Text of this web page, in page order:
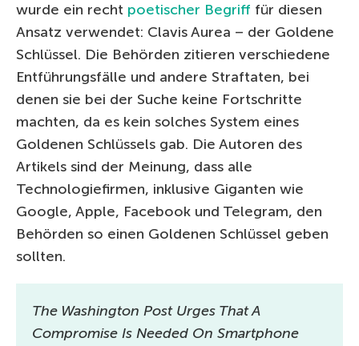
wurde ein recht poetischer Begriff für diesen
Ansatz verwendet: Clavis Aurea – der Goldene
Schlüssel. Die Behörden zitieren verschiedene
Entführungsfälle und andere Straftaten, bei
denen sie bei der Suche keine Fortschritte
machten, da es kein solches System eines
Goldenen Schlüssels gab. Die Autoren des
Artikels sind der Meinung, dass alle
Technologiefirmen, inklusive Giganten wie
Google, Apple, Facebook und Telegram, den
Behörden so einen Goldenen Schlüssel geben
sollten.
The Washington Post Urges That A
Compromise Is Needed On Smartphone